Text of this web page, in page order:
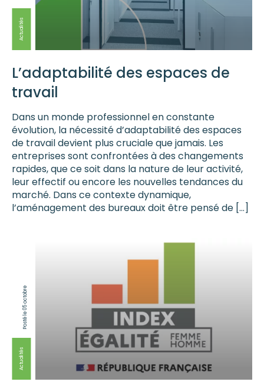
Actualités
L’adaptabilité des espaces de
travail
Dans un monde professionnel en constante
évolution, la nécessité d’adaptabilité des espaces
de travail devient plus cruciale que jamais. Les
entreprises sont confrontées à des changements
rapides, que ce soit dans la nature de leur activité,
leur effectif ou encore les nouvelles tendances du
marché. Dans ce contexte dynamique,
l’aménagement des bureaux doit être pensé de […]
Posté le 05 octobre
Actualités